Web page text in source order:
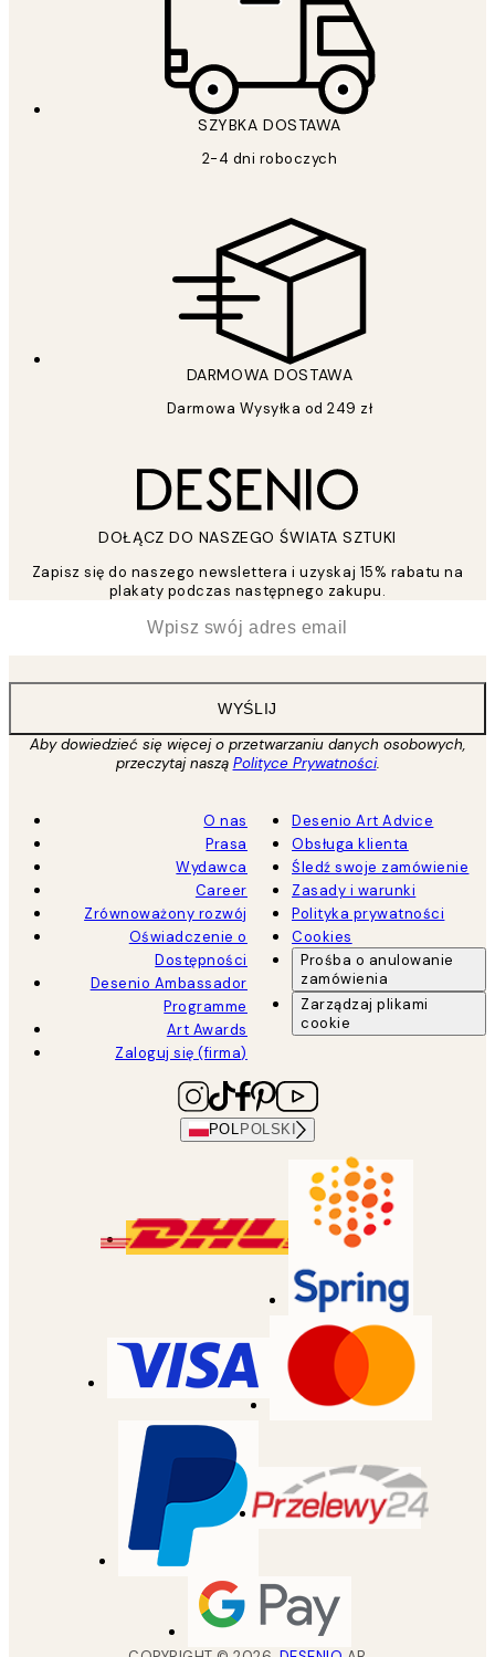
SZYBKA DOSTAWA
2-4 dni roboczych
DARMOWA DOSTAWA
Darmowa Wysyłka od 249 zł
DOŁĄCZ DO NASZEGO ŚWIATA SZTUKI
Zapisz się do naszego newslettera i uzyskaj 15% rabatu na
plakaty podczas następnego zakupu.
WYŚLIJ
Aby dowiedzieć się więcej o przetwarzaniu danych osobowych,
przeczytaj naszą Polityce Prywatności.
O nas
Prasa
Wydawca
Career
Zrównoważony rozwój
Oświadczenie o
Dostępności
Desenio Ambassador
Programme
Art Awards
Zaloguj się (firma)
Desenio Art Advice
Obsługa klienta
Śledź swoje zamówienie
Zasady i warunki
Polityka prywatności
Cookies
Prośba o anulowanie
zamówienia
Zarządzaj plikami
cookie
POL POLSKI